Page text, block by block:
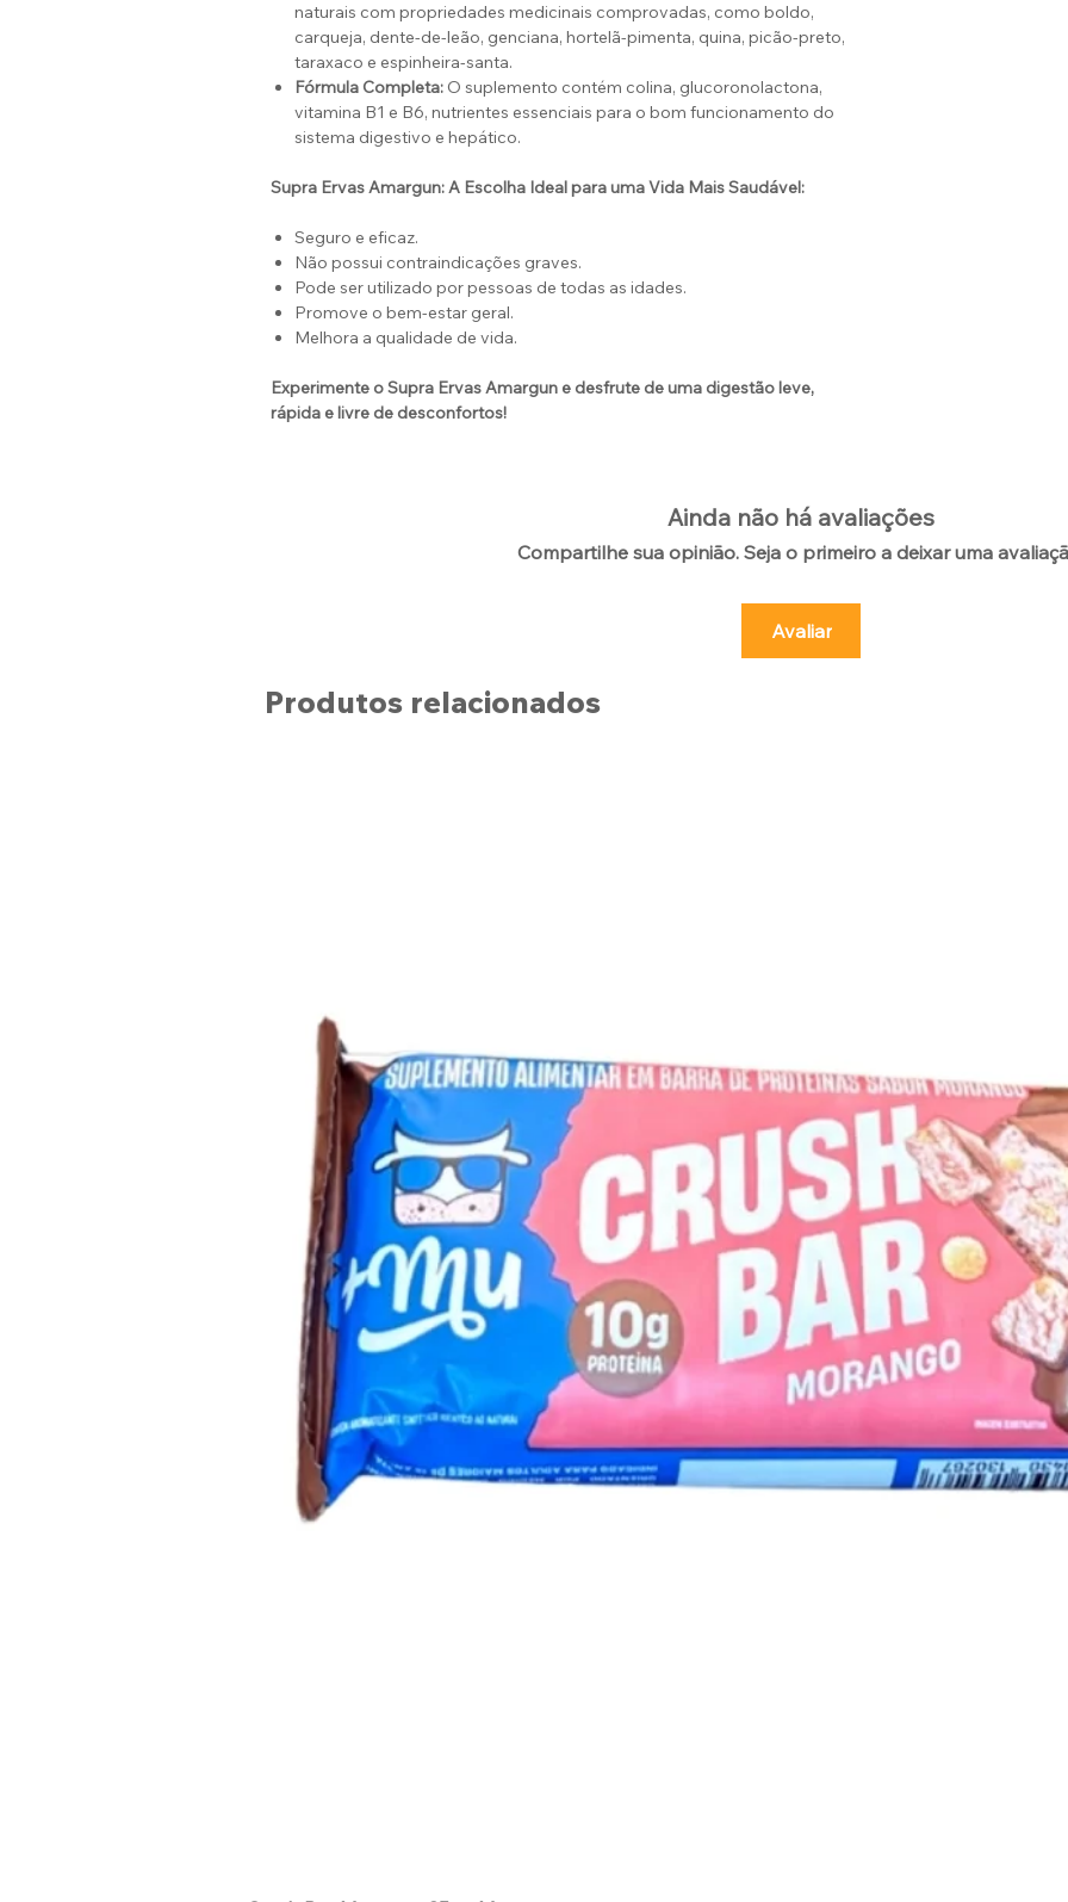
naturais com propriedades medicinais comprovadas, como boldo,
carqueja, dente-de-leão, genciana, hortelã-pimenta, quina, picão-preto,
taraxaco e espinheira-santa.
Fórmula Completa: O suplemento contém colina, glucoronolactona,
vitamina B1 e B6, nutrientes essenciais para o bom funcionamento do
sistema digestivo e hepático.
Supra Ervas Amargun: A Escolha Ideal para uma Vida Mais Saudável:
Seguro e eficaz.
Não possui contraindicações graves.
Pode ser utilizado por pessoas de todas as idades.
Promove o bem-estar geral.
Melhora a qualidade de vida.
Experimente o Supra Ervas Amargun e desfrute de uma digestão leve,
rápida e livre de desconfortos!
Ainda não há avaliações
Compartilhe sua opinião. Seja o primeiro a deixar uma
Avaliar
Produtos relacionados